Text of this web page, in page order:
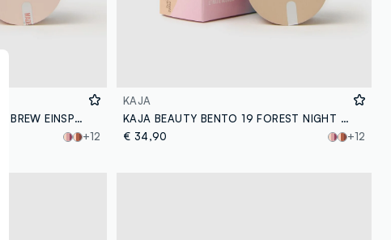
KAJA BEAUTY BENTO COLD BREW EINSPÄNNER - make-up coreano
+12
KAJA
KAJA BEAUTY BENTO 19 FOREST NIGHT - make-up coreano
€ 34,90
+12